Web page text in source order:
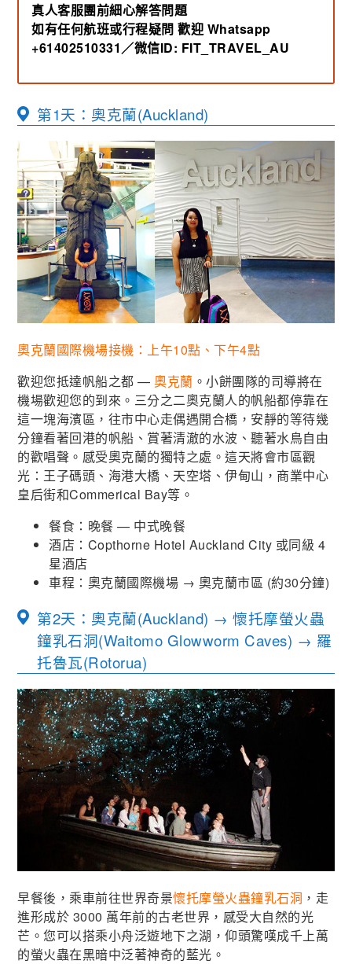
真人客服團前細心解答問題
如有任何航班或行程疑問歡迎 Whatsapp
+61402510331／微信ID: FIT_TRAVEL_AU
第1天：奧克蘭(Auckland)
奧克蘭國際機場接機：上午10點、下午4點
歡迎您抵達帆船之都 —奧克蘭 。小餅團隊的司導將在
機場歡迎您的到來。三分之二奧克蘭人的帆船都停靠在
這一塊海濱區，往市中心走偶遇開合橋，安靜的等待幾
分鐘看著回港的帆船、賞著清澈的水波、聽著水鳥自由
的歡唱聲。感受奧克蘭的獨特之處。這天將會市區觀
光：王子碼頭、海港大橋、天空塔、伊甸山，商業中心
皇后街和Commerical Bay等。
餐食：晚餐 — 中式晚餐
酒店：Copthorne Hotel Auckland City 或同級 4
星酒店
車程：奧克蘭國際機場 → 奧克蘭市區 (約30分鐘)
第2天：奧克蘭(Auckland) → 懷托摩螢火蟲
鐘乳石洞(Waitomo Glowworm Caves) → 羅
托魯瓦(Rotorua)
早餐後，乘車前往世界奇景懷托摩螢火蟲鐘乳石洞 ，走
進形成於 3000 萬年前的古老世界，感受大自然的光
芒。您可以搭乘小舟泛遊地下之湖，仰頭驚嘆成千上萬
的螢火蟲在黑暗中泛著神奇的藍光。